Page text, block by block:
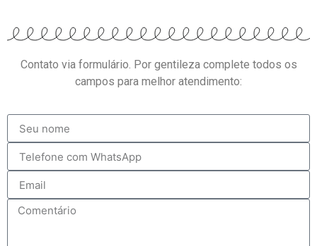
Contato via formulário. Por gentileza complete todos os
campos para melhor atendimento: